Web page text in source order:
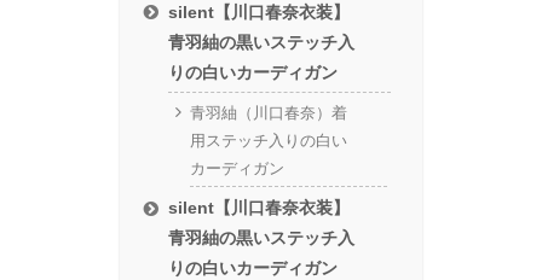
silent【川口春奈衣装】
青羽紬の黒いステッチ入
りの白いカーディガン
青羽紬（川口春奈）着
用ステッチ入りの白い
カーディガン
silent【川口春奈衣装】
青羽紬の黒いステッチ入
りの白いカーディガン